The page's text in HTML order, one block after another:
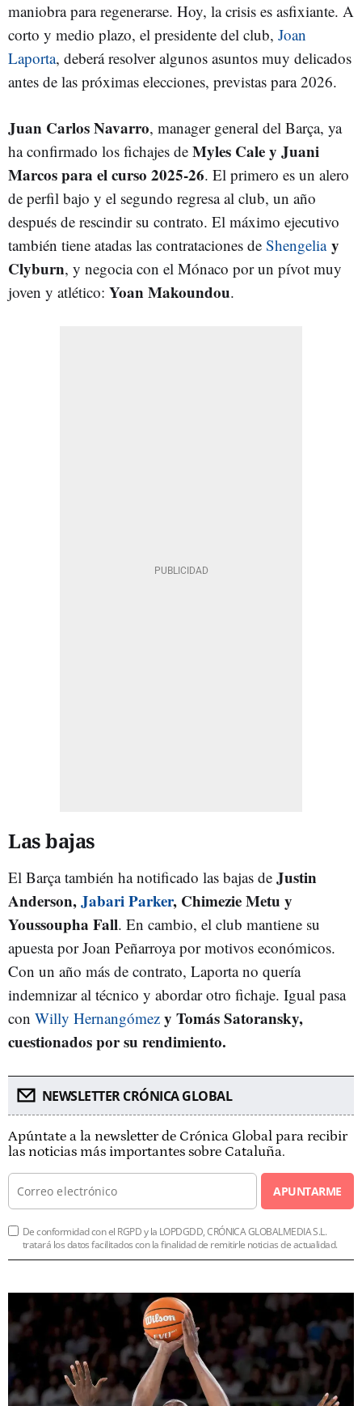
maniobra para regenerarse. Hoy, la crisis es asfixiante. A
corto y medio plazo, el presidente del club, Joan
Laporta, deberá resolver algunos asuntos muy delicados
antes de las próximas elecciones, previstas para 2026.
Juan Carlos Navarro, manager general del Barça, ya
ha confirmado los fichajes de Myles Cale y Juani
Marcos para el curso 2025-26. El primero es un alero
de perfil bajo y el segundo regresa al club, un año
después de rescindir su contrato. El máximo ejecutivo
también tiene atadas las contrataciones de Shengeliay
Clyburn, y negocia con el Mónaco por un pívot muy
joven y atlético: Yoan Makoundou.
Las bajas
El Barça también ha notificado las bajas de Justin
Anderson,Jabari Parker, Chimezie Metu y
Youssoupha Fall. En cambio, el club mantiene su
apuesta por Joan Peñarroya por motivos económicos.
Con un año más de contrato, Laporta no quería
indemnizar al técnico y abordar otro fichaje. Igual pasa
con Willy Hernangómez y Tomás Satoransky,
cuestionados por su rendimiento.
NEWSLETTER CRÓNICA GLOBAL
Apúntate a la newsletter de Crónica Global para recibir
las noticias más importantes sobre Cataluña.
APUNTARME
De conformidad con el RGPD y la LOPDGDD, CRÓNICA GLOBALMEDIA S.L.
tratará los datos facilitados con la finalidad de remitirle noticias de actualidad.